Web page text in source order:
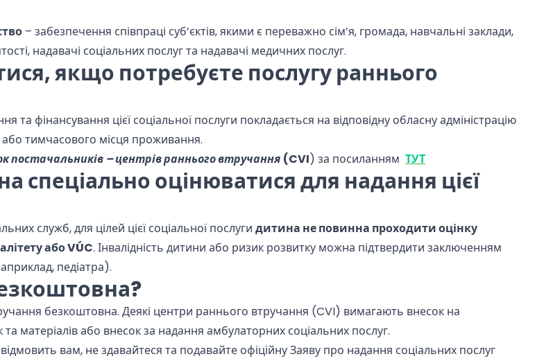
– забезпечення співпраці суб’єктів, якими є переважно сім’я, громада, навчальні заклади,
надавачі соціальних послуг та надавачі медичних послуг.
якщо потребуєте послугу раннього
та фінансування цієї соціальної послуги покладається на відповідну обласну адміністрацію
або тимчасового місця проживання.
постачальників – центрів раннього втручання (CVI) за посиланням ТУТ
спеціально оцінюватися для надання цієї
служб, для цілей цієї соціальної послуги дитина не повинна проходити оцінку
або VÚC. Інвалідність дитини або ризик розвитку можна підтвердити заключенням
педіатра).
безкоштовна. Деякі центри раннього втручання (CVI) вимагають внесок на
матеріалів або внесок за надання амбулаторних соціальних послуг.
вам, не здавайтеся та подавайте офіційну Заяву про надання соціальних послуг